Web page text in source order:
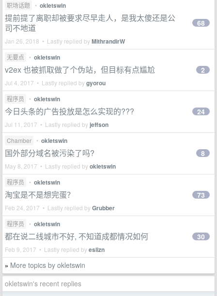
职场话题
• okletswin
提前提了离职却被要求尽早走人，是我太傻还是公
司不地道
Jan 26, 2018 • Lastly replied byMithrandirW
68
无要点 • okletswin
v2ex 也被抓取做了个伪站，但目标有点尴尬
Jul 4, 2017 • Lastly replied bygyorou
2
程序员 • okletswin
今日头条的广告投放是怎么实现的???
Jul 11, 2017 • Lastly replied by jeffson
24
Chamber • okletswin
国外部分域名被污染了吗?
May 8, 2017 • Lastly replied byokletswin
8
程序员 • okletswin
淘宝是不是想完蛋？
Feb 24, 2017 • Lastly replied byGrubber
73
程序员 • okletswin
都在说二线城市不好, 不知道成都情况如何
Feb 9, 2017 • Lastly replied byeslizn
30
» More topics by okletswin
okletswin's recent replies